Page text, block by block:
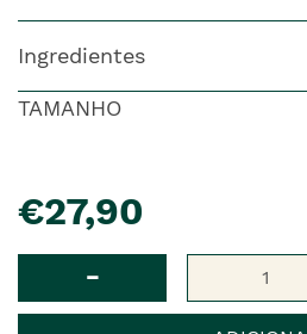
Ingredientes
TAMANHO
€27,90
-